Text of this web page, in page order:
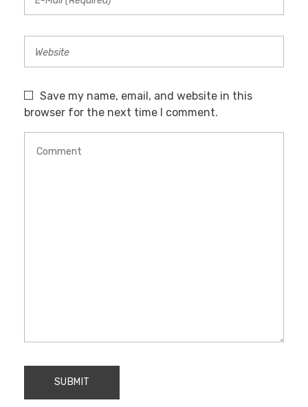
Save my name, email, and website in this
browser for the next time I comment.